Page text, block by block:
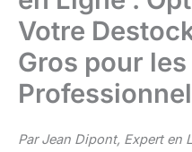
Votre
Gros pour
Par Jean Dipont, Expert